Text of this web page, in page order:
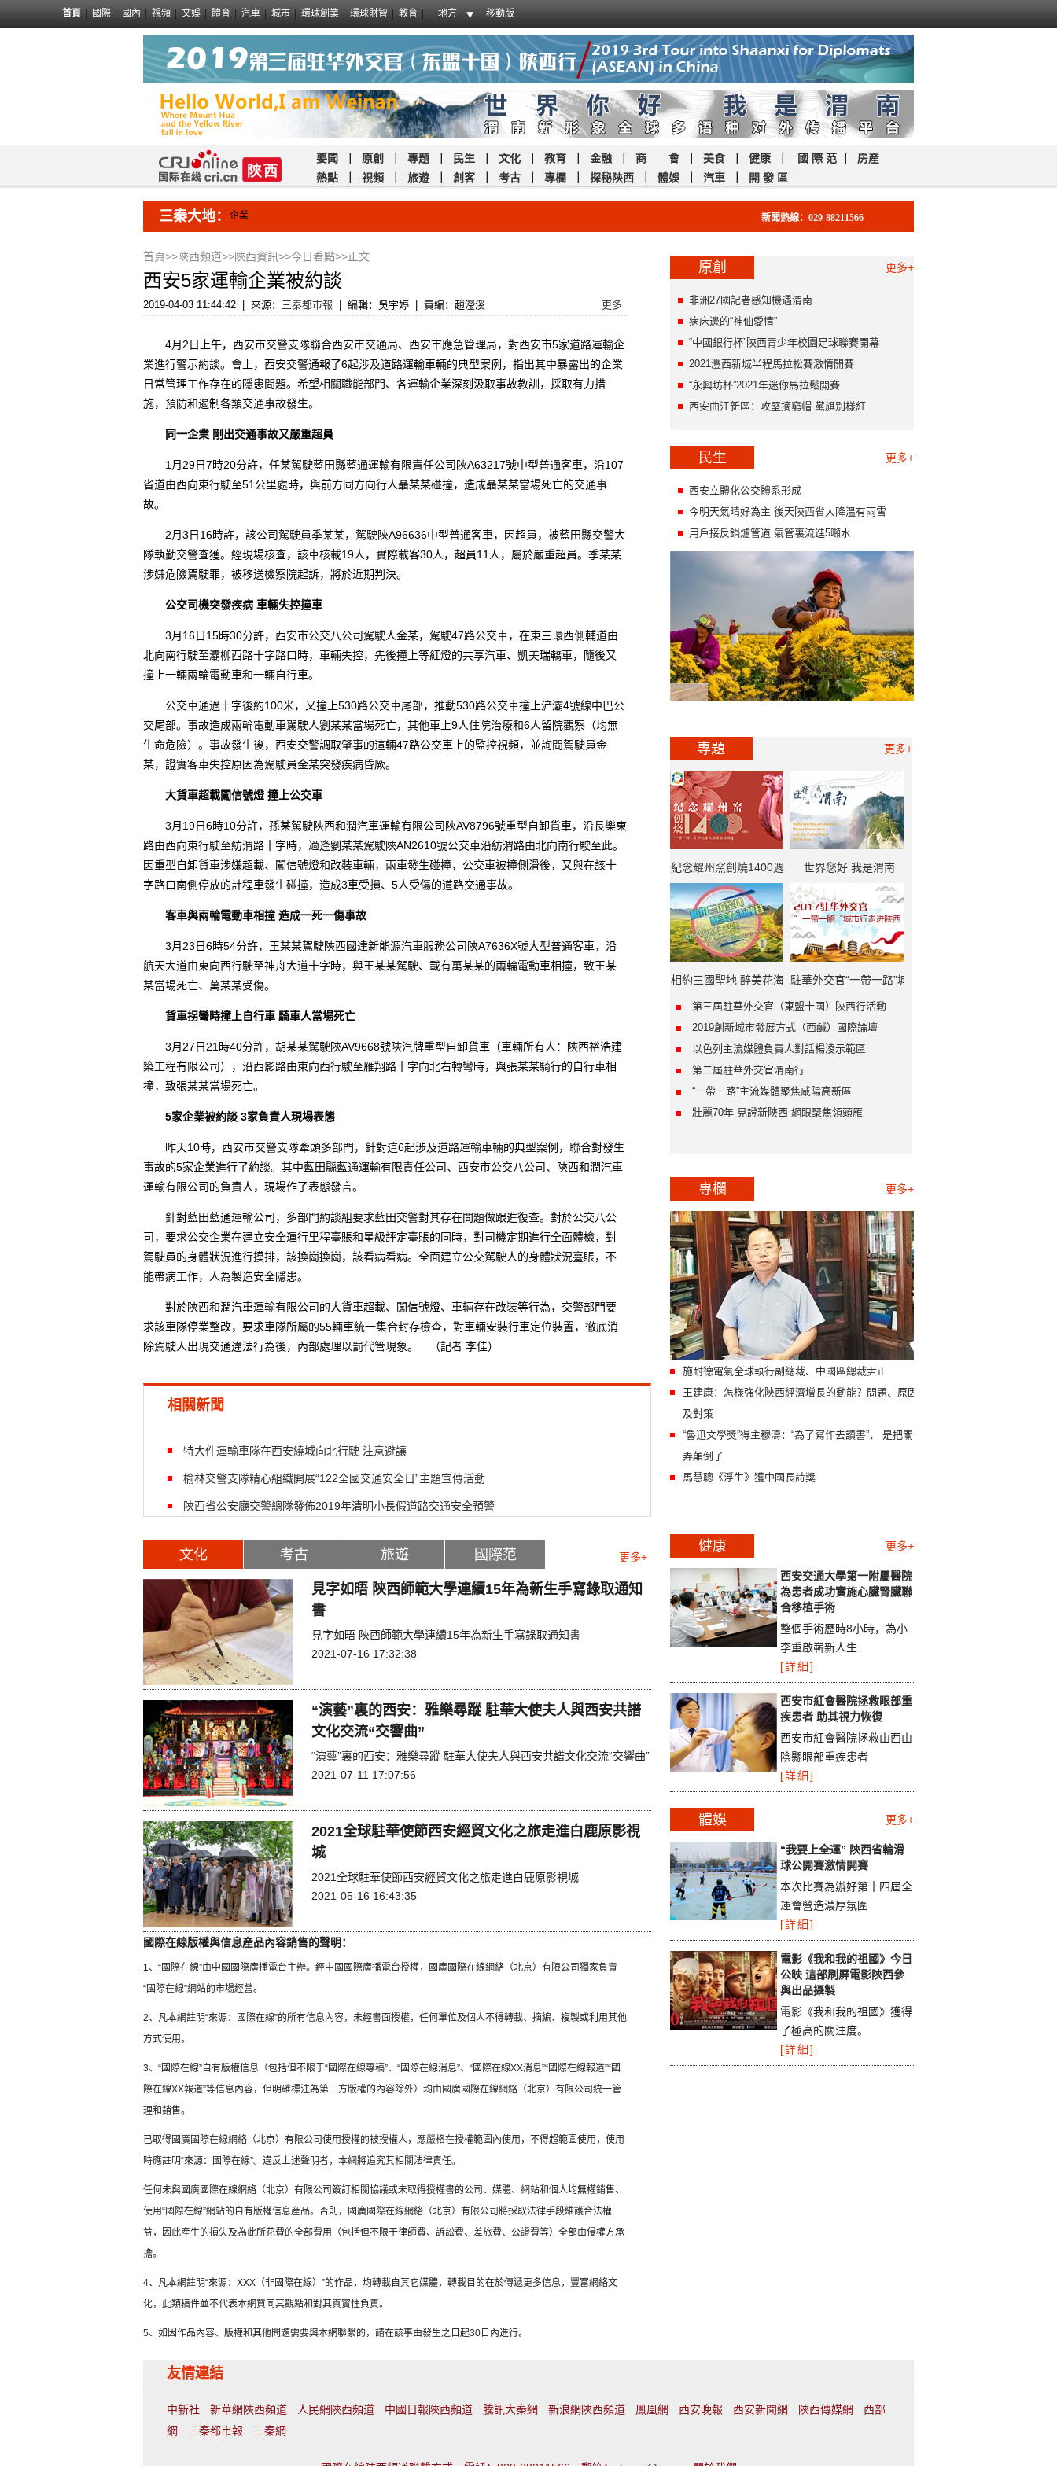
首頁 國際 國內 視頻 文娛 體育 汽車 城市 環球創業 環球財智 教育 地方 移動版
要聞 原創 專題 民生 文化 教育 金融 商 會｜ 美食｜ 健康 國 際 范
房産
熱點
視頻 旅遊 創客 考古 專欄 探秘陝西 體娛 汽車 開 發 區
三秦大地： 企業 新聞熱線：029-88211566
首頁>>陝西頻道>>陝西資訊>>今日看點>>正文
西安5家運輸企業被約談
2019-04-03 11:44:42 來源： 三秦都市報 編輯：吳宇婷 責編：趙瀅溪 更多
4月2日上午，西安市交警支隊聯合西安市交通局、西安市應急管理局，對西安市5家道路運輸企
業進行警示約談。會上，西安交警通報了6起涉及道路運輸車輛的典型案例，指出其中暴露出的企業
日常管理工作存在的隱患問題。希望相關職能部門、各運輸企業深刻汲取事故教訓，採取有力措
施，預防和遏制各類交通事故發生。
同一企業 剛出交通事故又嚴重超員
1月29日7時20分許，任某駕駛藍田縣藍通運輸有限責任公司陝A63217號中型普通客車，沿107
省道由西向東行駛至51公里處時，與前方同方向行人聶某某碰撞，造成聶某某當場死亡的交通事
故。
2月3日16時許，該公司駕駛員季某某，駕駛陝A96636中型普通客車，因超員，被藍田縣交警大
隊執勤交警查獲。經現場核查，該車核載19人，實際載客30人，超員11人，屬於嚴重超員。季某某
涉嫌危險駕駛罪，被移送檢察院起訴，將於近期判決。
公交司機突發疾病 車輛失控撞車
3月16日15時30分許，西安市公交八公司駕駛人金某，駕駛47路公交車，在東三環西側輔道由
北向南行駛至灞柳西路十字路口時，車輛失控，先後撞上等紅燈的共享汽車、凱美瑞轎車，隨後又
撞上一輛兩輪電動車和一輛自行車。
公交車通過十字後約100米，又撞上530路公交車尾部，推動530路公交車撞上浐灞4號線中巴公
交尾部。事故造成兩輪電動車駕駛人劉某某當場死亡，其他車上9人住院治療和6人留院觀察（均無
生命危險）。事故發生後，西安交警調取肇事的這輛47路公交車上的監控視頻，並詢問駕駛員金
某，證實客車失控原因為駕駛員金某突發疾病昏厥。
大貨車超載闖信號燈 撞上公交車
3月19日6時10分許，孫某駕駛陝西和潤汽車運輸有限公司陝AV8796號重型自卸貨車，沿長樂東
路由西向東行駛至紡渭路十字時，適逢劉某某駕駛陝AN2610號公交車沿紡渭路由北向南行駛至此。
因重型自卸貨車涉嫌超載、闖信號燈和改裝車輛，兩車發生碰撞，公交車被撞側滑後，又與在該十
字路口南側停放的計程車發生碰撞，造成3車受損、5人受傷的道路交通事故。
客車與兩輪電動車相撞 造成一死一傷事故
3月23日6時54分許，王某某駕駛陝西國達新能源汽車服務公司陝A7636X號大型普通客車，沿
航天大道由東向西行駛至神舟大道十字時，與王某某駕駛、載有萬某某的兩輪電動車相撞，致王某
某當場死亡、萬某某受傷。
貨車拐彎時撞上自行車 騎車人當場死亡
3月27日21時40分許，胡某某駕駛陝AV9668號陝汽牌重型自卸貨車（車輛所有人：陝西裕浩建
築工程有限公司），沿西影路由東向西行駛至雁翔路十字向北右轉彎時，與張某某騎行的自行車相
撞，致張某某當場死亡。
5家企業被約談 3家負責人現場表態
昨天10時，西安市交警支隊牽頭多部門，針對這6起涉及道路運輸車輛的典型案例，聯合對發生
事故的5家企業進行了約談。其中藍田縣藍通運輸有限責任公司、西安市公交八公司、陝西和潤汽車
運輸有限公司的負責人，現場作了表態發言。
針對藍田藍通運輸公司，多部門約談組要求藍田交警對其存在問題做跟進復查。對於公交八公
司，要求公交企業在建立安全運行里程臺賬和星級評定臺賬的同時，對司機定期進行全面體檢，對
駕駛員的身體狀況進行摸排，該換崗換崗，該看病看病。全面建立公交駕駛人的身體狀況臺賬，不
能帶病工作，人為製造安全隱患。
對於陝西和潤汽車運輸有限公司的大貨車超載、闖信號燈、車輛存在改裝等行為，交警部門要
求該車隊停業整改，要求車隊所屬的55輛車統一集合封存檢查，對車輛安裝行車定位裝置，徹底消
除駕駛人出現交通違法行為後，內部處理以罰代管現象。 （記者 李佳）
相關新聞
特大件運輸車隊在西安繞城向北行駛 注意避讓
榆林交警支隊精心組織開展“122全國交通安全日”主題宣傳活動
陝西省公安廳交警總隊發佈2019年清明小長假道路交通安全預警
文化 更多+
考古 旅遊 國際范
見字如晤 陝西師範大學連續15年為新生手寫錄取通知
書
見字如晤 陝西師範大學連續15年為新生手寫錄取通知書
2021-07-16 17:32:38
“演藝”裏的西安：雅樂尋蹤 駐華大使夫人與西安共譜
文化交流“交響曲”
“演藝”裏的西安：雅樂尋蹤 駐華大使夫人與西安共譜文化交流“交響曲”
2021-07-11 17:07:56
2021全球駐華使節西安經貿文化之旅走進白鹿原影視
城
2021全球駐華使節西安經貿文化之旅走進白鹿原影視城
2021-05-16 16:43:35
國際在線版權與信息産品內容銷售的聲明：
1、“國際在線”由中國國際廣播電台主辦。經中國國際廣播電台授權，國廣國際在線網絡（北京）有限公司獨家負責
“國際在線”網站的市場經營。
2、凡本網註明“來源：國際在線”的所有信息內容，未經書面授權，任何單位及個人不得轉載、摘編、複製或利用其他
方式使用。
3、“國際在線”自有版權信息（包括但不限于“國際在線專稿”、“國際在線消息”、“國際在線XX消息”“國際在線報道”“國
際在線XX報道”等信息內容，但明確標注為第三方版權的內容除外）均由國廣國際在線網絡（北京）有限公司統一管
理和銷售。
已取得國廣國際在線網絡（北京）有限公司使用授權的被授權人，應嚴格在授權範圍內使用，不得超範圍使用，使用
時應註明“來源：國際在線”。違反上述聲明者，本網將追究其相關法律責任。
任何未與國廣國際在線網絡（北京）有限公司簽訂相關協議或未取得授權書的公司、媒體、網站和個人均無權銷售、
使用“國際在線”網站的自有版權信息産品。否則，國廣國際在線網絡（北京）有限公司將採取法律手段維護合法權
益，因此産生的損失及為此所花費的全部費用（包括但不限于律師費、訴訟費、差旅費、公證費等）全部由侵權方承
擔。
4、凡本網註明“來源：XXX（非國際在線）”的作品，均轉載自其它媒體，轉載目的在於傳遞更多信息，豐富網絡文
化，此類稿件並不代表本網贊同其觀點和對其真實性負責。
5、如因作品內容、版權和其他問題需要與本網聯繫的，請在該事由發生之日起30日內進行。
原創 更多+
非洲27國記者感知機遇渭南
病床邊的“神仙愛情”
“中國銀行杯”陝西青少年校園足球聯賽開幕
2021灃西新城半程馬拉松賽激情開賽
“永興坊杯”2021年迷你馬拉鬆開賽
西安曲江新區：攻堅摘窮帽 黨旗別樣紅
民生 更多+
西安立體化公交體系形成
今明天氣晴好為主 後天陝西省大降溫有雨雪
用戶接反鍋爐管道 氣管裏流進5噸水
專題 更多+
紀念耀州窯創燒1400週
年·“一帶一路”中外記者
大型採訪活動
世界您好 我是渭南
相約三國聖地 醉美花海
勉縣
駐華外交官“一帶一路”城
市行走進陝西
第三屆駐華外交官（東盟十國）陝西行活動
2019創新城市發展方式（西鹹）國際論壇
以色列主流媒體負責人對話楊淩示範區
第二屆駐華外交官渭南行
“一帶一路”主流媒體聚焦咸陽高新區
壯麗70年 見證新陝西 網眼聚焦領頭雁
專欄 更多+
施耐德電氣全球執行副總裁、中國區總裁尹正
王建康：怎樣強化陝西經濟增長的動能？問題、原因
及對策
“魯迅文學獎”得主穆濤：“為了寫作去讀書”， 是把關係
弄顛倒了
馬慧聰《浮生》獲中國長詩獎
健康 更多+
西安交通大學第一附屬醫院
為患者成功實施心臟腎臟聯
合移植手術
整個手術歷時8小時，為小
李重啟嶄新人生
[詳細]
西安市紅會醫院拯救眼部重
疾患者 助其視力恢復
西安市紅會醫院拯救山西山
陰縣眼部重疾患者
[詳細]
體娛 更多+
“我要上全運” 陝西省輪滑
球公開賽激情開賽
本次比賽為辦好第十四屆全
運會營造濃厚氛圍
[詳細]
電影《我和我的祖國》今日
公映 這部刷屏電影陝西參
與出品攝製
電影《我和我的祖國》獲得
了極高的關注度。
[詳細]
友情連結
中新社 新華網陝西頻道 人民網陝西頻道 中國日報陝西頻道 騰訊大秦網 新浪網陝西頻道 鳳凰網 西安晚報 西安新聞網 陝西傳媒網
西部
網
三秦都市報 三秦網